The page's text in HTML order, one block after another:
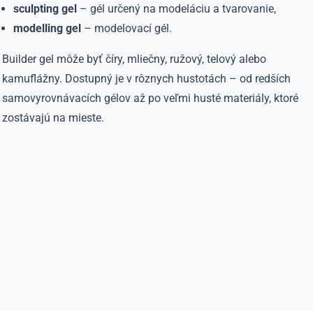
sculpting gel – gél určený na modeláciu a tvarovanie,
modelling gel – modelovací gél.
Builder gel môže byť číry, mliečny, ružový, telový alebo
kamuflážny. Dostupný je v rôznych hustotách – od redších
samovyrovnávacích gélov až po veľmi husté materiály, ktoré
zostávajú na mieste.